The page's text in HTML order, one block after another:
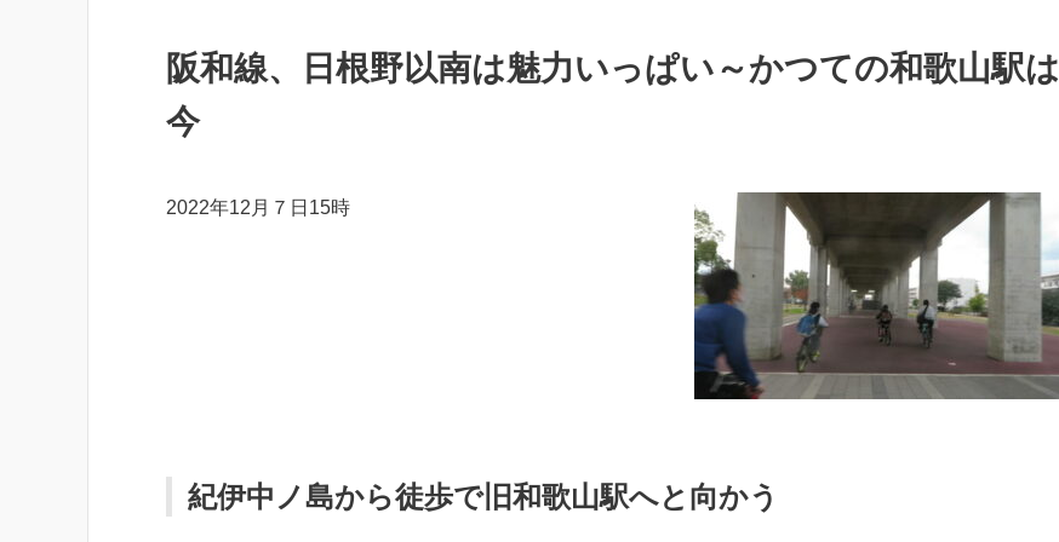
阪和線、日根野以南は魅力いっぱい～かつての和歌山駅は
今
2022年12月７日15時
紀伊中ノ島から徒歩で旧和歌山駅へと向かう